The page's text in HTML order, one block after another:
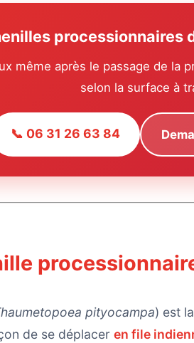
processionnaires
même après le passage de la
selon la surface à
📞 06 31 26 63 84
pityocampa) est
de se déplacer en file